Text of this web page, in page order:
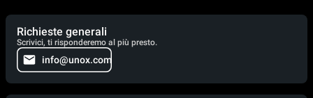
Richieste generali
Scrivici, ti risponderemo al più presto.
info@unox.com